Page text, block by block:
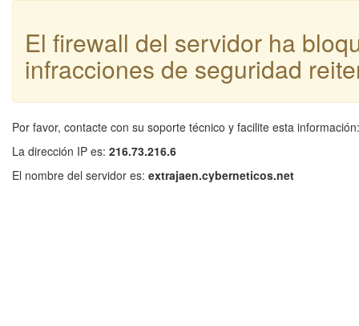
El firewall del servidor ha
infracciones de seguridad
Por favor, contacte con su soporte técnico y facilite esta información:
La dirección IP es: 216.73.216.6
El nombre del servidor es: extrajaen.cyberneticos.net